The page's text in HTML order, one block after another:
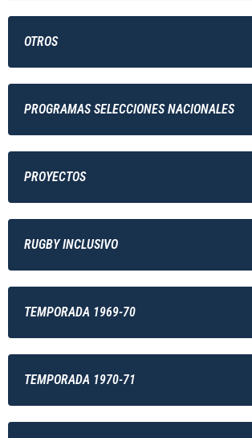
OTROS
PROGRAMAS SELECCIONES NACIONALES
PROYECTOS
RUGBY INCLUSIVO
TEMPORADA 1969-70
TEMPORADA 1970-71